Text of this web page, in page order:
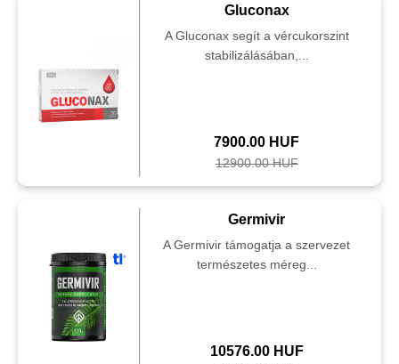
Gluconax
A Gluconax segít a vércukorszint
stabilizálásában,...
7900.00 HUF
12900.00 HUF
Germivir
A Germivir támogatja a szervezet
természetes méreg...
10576.00 HUF